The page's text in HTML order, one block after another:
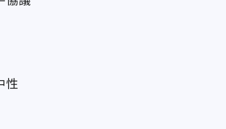
性